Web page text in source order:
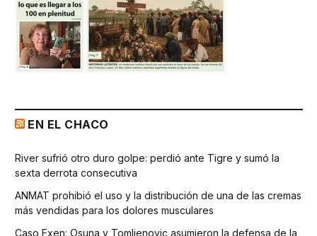
EN EL CHACO
River sufrió otro duro golpe: perdió ante Tigre y sumó la
sexta derrota consecutiva
ANMAT prohibió el uso y la distribución de una de las cremas
más vendidas para los dolores musculares
Caso Exen: Osuna y Tomljenovic asumieron la defensa de la